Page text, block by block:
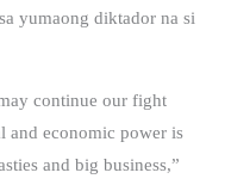
yumaong diktador na si
continue our fight
and economic power is
and big business,”